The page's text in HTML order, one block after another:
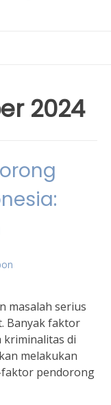
2024
masalah serius
Banyak faktor
kriminalitas di
melakukan
pendorong